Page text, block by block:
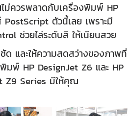
ม่ควรพลาดกับเครื่องพิมพ์ HP
ตัวนี้เลย เพราะมี
ช่วยไล่ระดับสี ให้เนียนสวย
ด และให้ความสดสว่างของภาพที่
มพ์ HP DesignJet Z6 และ HP
Z9 Series มีให้คุณ